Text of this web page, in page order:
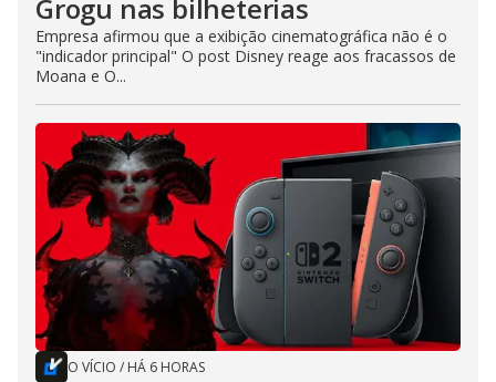
Grogu nas bilheterias
Empresa afirmou que a exibição cinematográfica não é o
"indicador principal" O post Disney reage aos fracassos de
Moana e O...
O VÍCIO / HÁ 6 HORAS